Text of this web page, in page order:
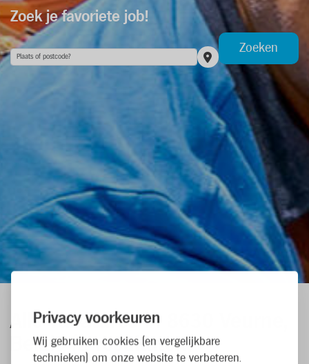
Privacy voorkeuren
Wij gebruiken cookies (en vergelijkbare
technieken) om onze website te verbeteren.
Zoek je favoriete job!
Zoeken
Alle vacatures in 8630 Veurne,
België (2 resultaten)